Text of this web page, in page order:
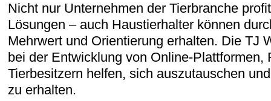
Nicht nur Unternehmen der Tierbranche
Lösungen – auch Haustierhalter können
Mehrwert und Orientierung erhalten. Die TJ
bei der Entwicklung von Online-Plattformen,
Tierbesitzern helfen, sich auszutauschen
zu erhalten.